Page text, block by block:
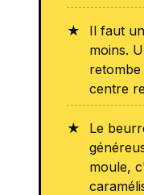
Il faut
moins.
centre
Le
moule,